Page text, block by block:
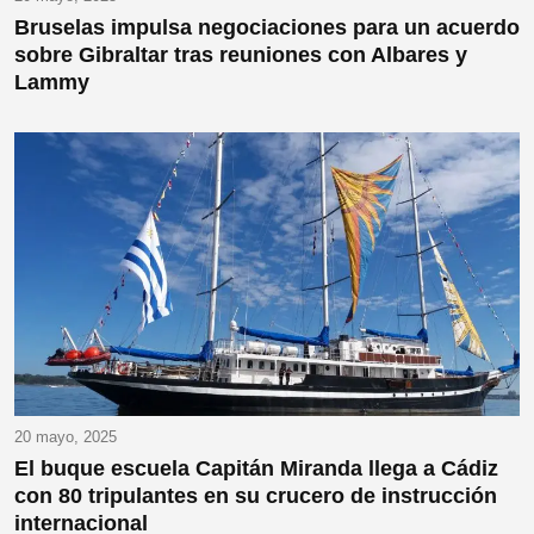
Bruselas impulsa negociaciones para un acuerdo
sobre Gibraltar tras reuniones con Albares y
Lammy
20 mayo, 2025
El buque escuela Capitán Miranda llega a Cádiz
con 80 tripulantes en su crucero de instrucción
internacional